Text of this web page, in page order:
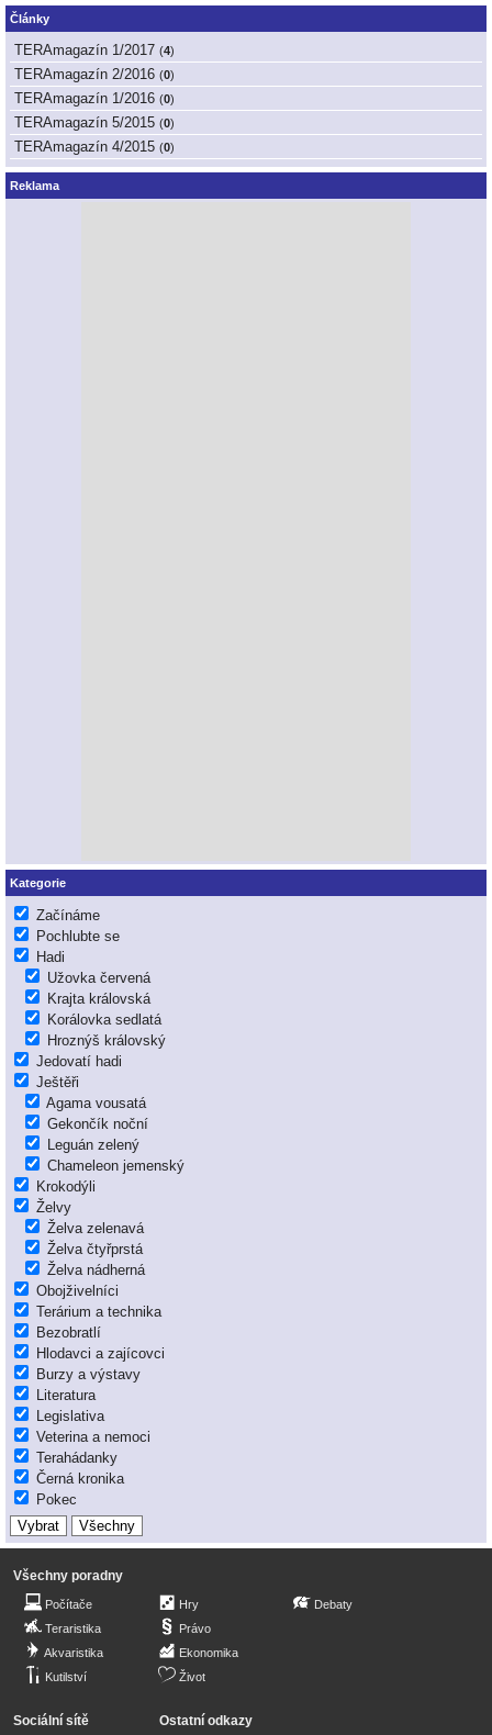
Články
TERAmagazín 1/2017 (4)
TERAmagazín 2/2016 (0)
TERAmagazín 1/2016 (0)
TERAmagazín 5/2015 (0)
TERAmagazín 4/2015 (0)
Reklama
Kategorie
Začínáme
Pochlubte se
Hadi
Užovka červená
Krajta královská
Korálovka sedlatá
Hroznýš královský
Jedovatí hadi
Ještěři
Agama vousatá
Gekončík noční
Leguán zelený
Chameleon jemenský
Krokodýli
Želvy
Želva zelenavá
Želva čtyřprstá
Želva nádherná
Obojživelníci
Terárium a technika
Bezobratlí
Hlodavci a zajícovci
Burzy a výstavy
Literatura
Legislativa
Veterina a nemoci
Terahádanky
Černá kronika
Pokec
Všechny poradny
Počítače
Teraristika
Akvaristika
Kutilství
Hry
Právo
Ekonomika
Život
Debaty
Sociální sítě Ostatní odkazy